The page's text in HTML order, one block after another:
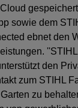
sowie dem
ebnet den
den
zum STIHL
zu